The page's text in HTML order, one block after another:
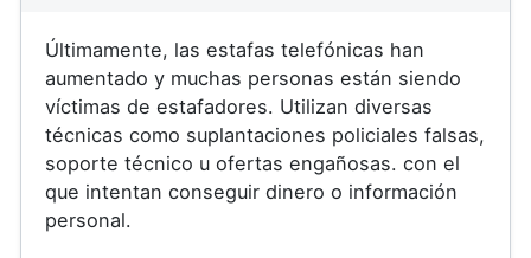
Últimamente, las estafas telefónicas han
aumentado y muchas personas están siendo
víctimas de estafadores. Utilizan diversas
técnicas como suplantaciones policiales falsas,
soporte técnico u ofertas engañosas. con el
que intentan conseguir dinero o información
personal.